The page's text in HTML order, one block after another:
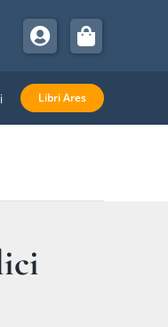
Libri Ares